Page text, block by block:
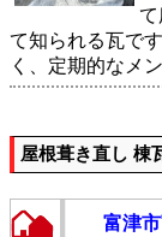
て
て知られる瓦で
く、定期的なメ
屋根葺き直し 棟
富津